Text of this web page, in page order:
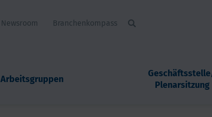
Newsroom Branchenkompass
Arbeitsgruppen
Plenarsitzung